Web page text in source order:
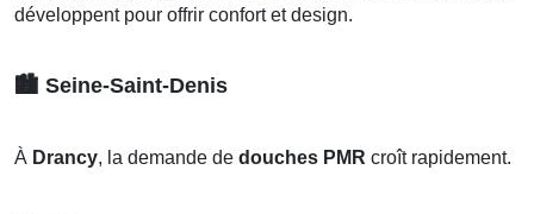
développent pour offrir confort et design.
🏙️ Seine-Saint-Denis
À Drancy, la demande de douches PMR croît rapidement.